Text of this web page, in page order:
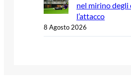
nel mirino degli
l’attacco
8 Agosto 2026